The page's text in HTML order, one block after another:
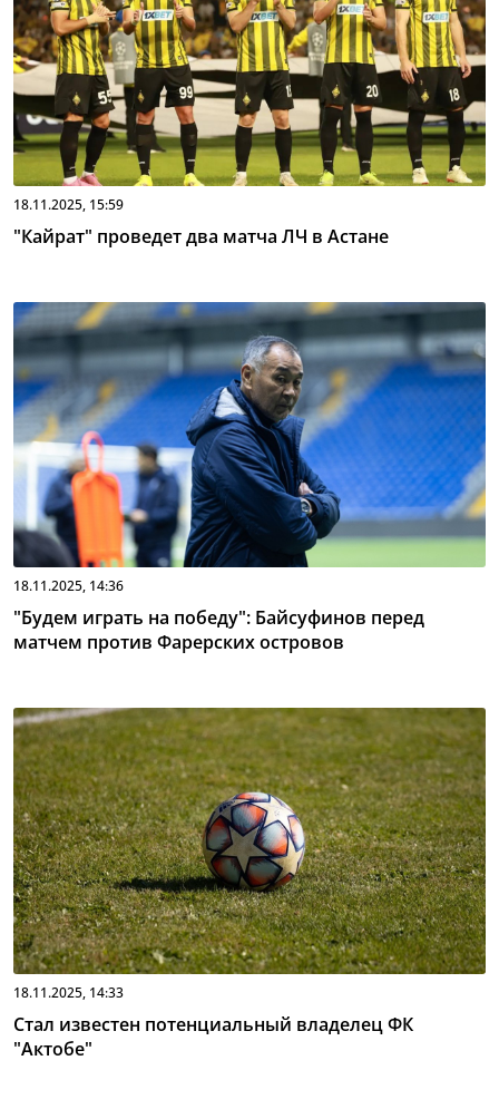
18.11.2025, 15:59
"Кайрат" проведет два матча ЛЧ в Астане
18.11.2025, 14:36
"Будем играть на победу": Байсуфинов перед
матчем против Фарерских островов
18.11.2025, 14:33
Стал известен потенциальный владелец ФК
"Актобе"